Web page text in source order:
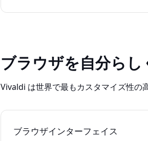
ブラウザを自分ら
Vivaldi は世界で最もカスタマイズ性の
ブラウザインターフェイス